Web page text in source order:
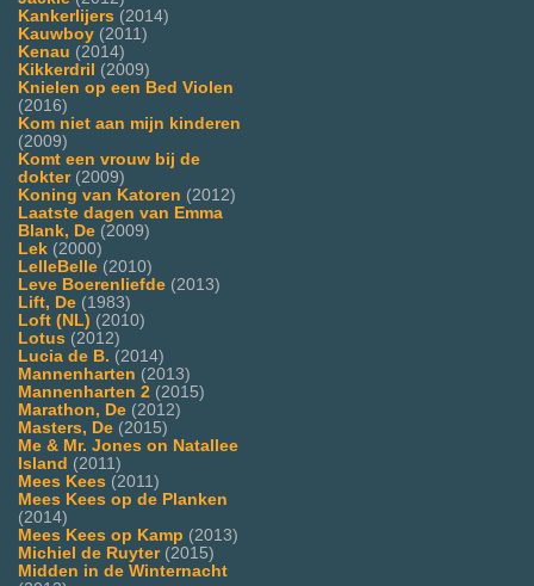
Kankerlijers (2014)
Kauwboy (2011)
Kenau (2014)
Kikkerdril
(2009)
Knielen op een Bed Violen
(2016)
Kom niet aan mijn kinderen
(2009)
Komt een vrouw bij de
dokter(2009)
Koning van Katoren (2012)
Laatste dagen van Emma
Blank, De (2009)
Lek (2000)
LelleBelle (2010)
Leve Boerenliefde (2013)
Lift, De (1983)
Loft (NL) (2010)
Lotus (2012)
Lucia de B. (2014)
Mannenharten (2013)
Mannenharten 2 (2015)
Marathon, De (2012)
Masters, De (2015)
Me & Mr. Jones on Natallee
Island (2011)
Mees Kees (2011)
Mees Kees op de Planken
(2014)
Mees Kees op Kamp (2013)
Michiel de Ruyter(2015)
Midden in de Winternacht